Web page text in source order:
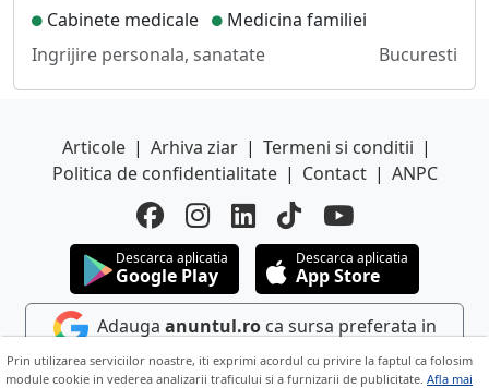
Cabinete medicale
Medicina familiei
Ingrijire personala, sanatate
Bucuresti
Articole | Arhiva ziar | Termeni si conditii |
Politica de confidentialitate | Contact | ANPC
Descarca aplicatia
Google Play
Descarca aplicatia
App Store
Adauga anuntul.roca sursa preferata in
Google
Prin utilizarea serviciilor noastre, iti exprimi acordul cu privire la faptul ca folosim
module cookie in vederea analizarii traficului si a furnizarii de publicitate. Afla mai